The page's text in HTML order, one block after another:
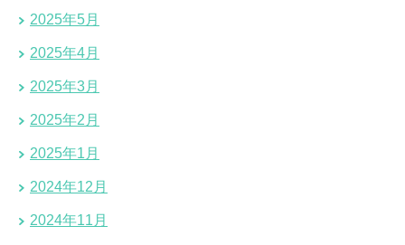
2025年5月
2025年4月
2025年3月
2025年2月
2025年1月
2024年12月
2024年11月